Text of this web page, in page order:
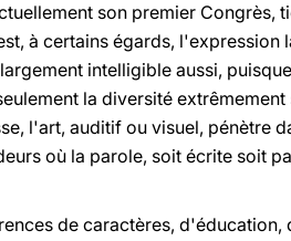
son premier Congrès,
à certains égards, l'expression
intelligible aussi,
la diversité
l'art, auditif ou visuel, pénètre
où la parole, soit écrite soit
de caractères, d'éducation,